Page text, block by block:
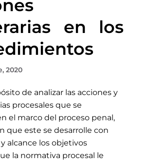
en los
2020
de analizar las acciones y
procesales que se
el marco del proceso penal,
que este se desarrolle con
alcance los objetivos
la normativa procesal le